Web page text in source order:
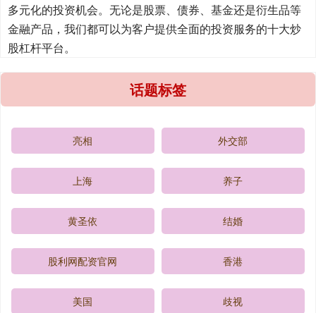
多元化的投资机会。无论是股票、债券、基金还是衍生品等
金融产品，我们都可以为客户提供全面的投资服务的十大炒
股杠杆平台。
话题标签
亮相 外交部
上海 养子
黄圣依 结婚
股利网配资官网 香港
美国 歧视